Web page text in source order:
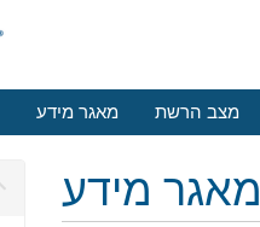
מאגר מידע מצב הרשת
מאגר מידע